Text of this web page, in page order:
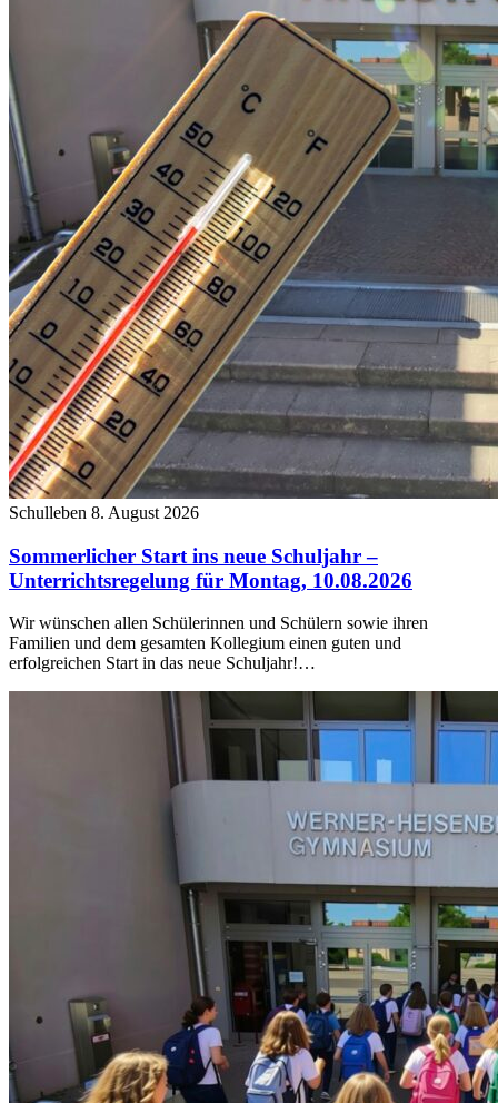
Schulleben 8. August 2026
Sommerlicher Start ins neue Schuljahr –
Unterrichtsregelung für Montag, 10.08.2026
Wir wünschen allen Schülerinnen und Schülern sowie ihren
Familien und dem gesamten Kollegium einen guten und
erfolgreichen Start in das neue Schuljahr!…